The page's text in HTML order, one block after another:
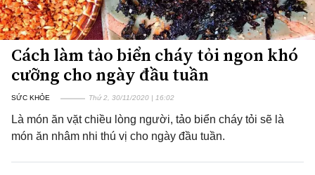
Cách làm tảo biển cháy tỏi ngon khó
cưỡng cho ngày đầu tuần
SỨC KHỎE Thứ 2, 30/11/2020 | 16:02
Là món ăn vặt chiều lòng người, tảo biển cháy tỏi sẽ là
món ăn nhâm nhi thú vị cho ngày đầu tuần.